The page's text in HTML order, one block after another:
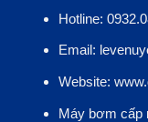
Hotline:
Email:
Website:
Máy bơm cấp